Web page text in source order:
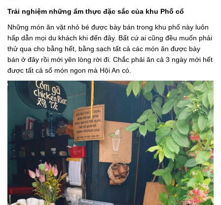
Trải nghiệm những ẩm thực đặc sắc của khu Phố cổ
Những món ăn vặt nhỏ bé được bày bán trong khu phố này luôn
hấp dẫn mọi du khách khi đến đây. Bất cứ ai cũng đều muốn phải
thử qua cho bằng hết, bằng sạch tất cả các món ăn được bày
bán ở đây rồi mới yên lòng rời đi. Chắc phải ăn cả 3 ngày mới hết
được tất cả số món ngon mà Hội An có.